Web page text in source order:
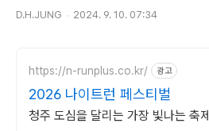
D.H.JUNG 2024. 9. 10. 07:34
https://n-runplus.co.kr/ 광고
2026 나이트런 페스티벌
청주 도심을 달리는 가장 빛나는 축제